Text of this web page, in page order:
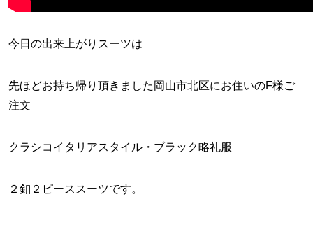
今日の出来上がりスーツは
先ほどお持ち帰り頂きました岡山市北区にお住いのF様ご
注文
クラシコイタリアスタイル・ブラック略礼服
２釦２ピーススーツです。